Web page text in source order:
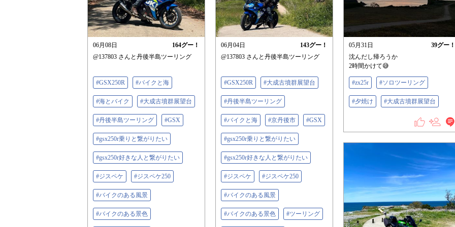
06月08日 164グー！
@137803 さんと丹後半島ツーリング
#GSX250R #バイクと海
#海とバイク #大成古墳群展望台
#丹後半島ツーリング #GSX
#gsx250r乗りと繋がりたい
#gsx250r好きな人と繋がりたい
#ジスペケ #ジスペケ250
#バイクのある風景
#バイクのある景色
06月04日 143グー！
@137803 さんと丹後半島ツーリング
#GSX250R #大成古墳群展望台
#丹後半島ツーリング
#バイクと海 #京丹後市 #GSX
#gsx250r乗りと繋がりたい
#gsx250r好きな人と繋がりたい
#ジスペケ #ジスペケ250
#バイクのある風景
#バイクのある景色 #ツーリング
05月31日 39グー！
沈んだし帰ろうか
2時間かけて😅
#zx25r #ソロツーリング
#夕焼け #大成古墳群展望台